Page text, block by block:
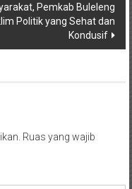
Pemkab Buleleng
Politik yang Sehat dan
Kondusif
Ruas yang wajib